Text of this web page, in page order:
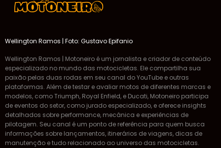
Wellington Ramos | Foto: Gustavo Epifanio
Wellington Ramos | Motoneiro é um jornalista e criador de conteúdo
especializado no mundo das motocicletas. Ele compartilha sua
paixão pelas duas rodas em seu canal do YouTube e outras
plataformas. Além de testar e avaliar motos de diferentes marcas e
modelos, como Triumph, Royal Enfield, e Ducati, Motoneiro participa
de eventos do setor, como jurado especializado, e oferece insights
detalhados sobre performance, mecânica e experiências de
pilotagem. Seu canal é um ponto de referência para quem busca
informações sobre lançamentos, itinerários de viagens, dicas de
manutenção e tudo relacionado ao universo das motocicletas.